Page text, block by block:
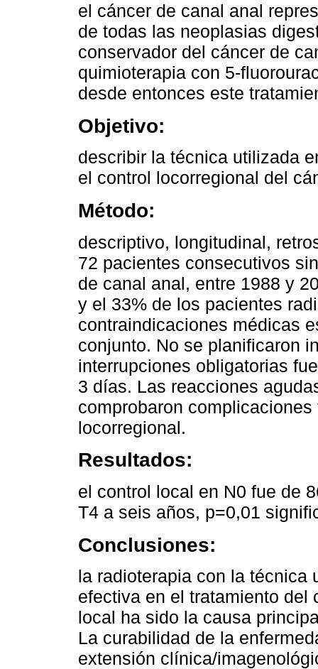
el cáncer de canal anal
de todas las neoplasias
conservador del cáncer de
quimioterapia con 5-
desde entonces este
Objetivo:
describir la técnica utilizada
el control locorregional del
Método:
descriptivo, longitudinal,
72 pacientes consecutivos
de canal anal, entre 1988 y
y el 33% de los pacientes
contraindicaciones médicas
conjunto. No se planificaron
interrupciones obligatorias
3 días. Las reacciones
comprobaron
locorregional.
Resultados:
el control local en N0 fue de
T4 a seis años, p=0,01
Conclusiones:
la radioterapia con la técnica
efectiva en el tratamiento del
local ha sido la causa
La curabilidad de la
extensión clínica/